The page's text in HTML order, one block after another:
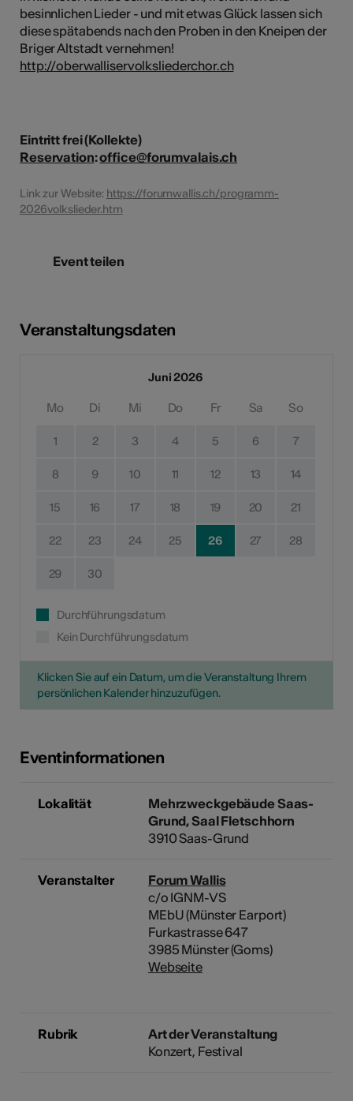
besinnlichen Lieder - und mit etwas Glück lassen sich
diese spätabends nach den Proben in den Kneipen der
Briger Altstadt vernehmen!
http://oberwalliservolksliederchor.ch
Eintritt frei (Kollekte)
Reservation:office@forumvalais.ch
Link zur Website: https://forumwallis.ch/programm-
2026volkslieder.htm
Event teilen
Veranstaltungsdaten
Juni 2026
Mo Di Mi Do Fr Sa So
1 2 3 4 5 6 7
8 9 10 11 12 13 14
15 16 17 18 19 20 21
22 23 24 25 26 27 28
29 30
Durchführungsdatum
Kein Durchführungsdatum
Klicken Sie auf ein Datum, um die Veranstaltung Ihrem
persönlichen Kalender hinzuzufügen.
Eventinformationen
Lokalität
Mehrzweckgebäude Saas-
Grund, Saal Fletschhorn
3910 Saas-Grund
Veranstalter
Forum Wallis
c/o IGNM-VS
MEbU (Münster Earport)
Furkastrasse 647
3985 Münster (Goms)
Webseite
Rubrik
Art der Veranstaltung
Konzert Festival